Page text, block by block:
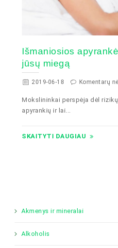
Išmaniosios
jūsų miegą
2019-06-18 Komentarų
Mokslininkai perspėja dėl
apyrankių ir lai...
SKAITYTI DAUGIAU
Akmenys ir mineralai
Alkoholis